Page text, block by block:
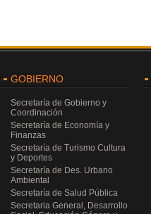
GOBIERNO
Secretaría de Gobierno y
Coordinación
Secretaría de Economía y
Finanzas
Secretaría de Turismo Cultura
y Deportes
Secretaría de Des. Urbano
Ambiental
Secretaría de Salud Pública
Secretaria General, Desarrollo